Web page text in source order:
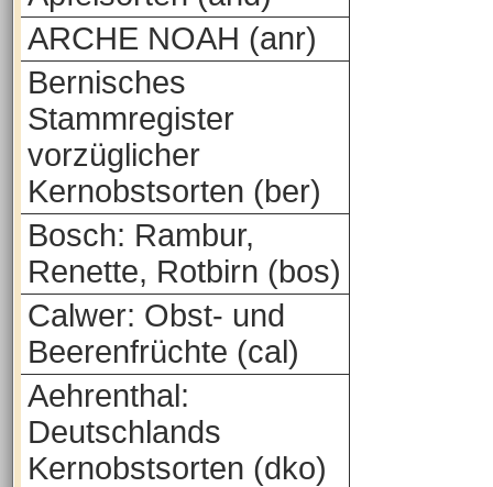
ARCHE NOAH (anr)
Bernisches
Stammregister
vorzüglicher
Kernobstsorten (ber)
Bosch: Rambur,
Renette, Rotbirn (bos)
Calwer: Obst- und
Beerenfrüchte (cal)
Aehrenthal:
Deutschlands
Kernobstsorten (dko)